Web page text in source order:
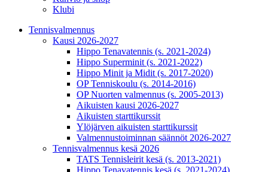
Klubi
Tennisvalmennus
Kausi 2026-2027
Hippo Tenavatennis (s. 2021-2024)
Hippo Superminit (s. 2021-2022)
Hippo Minit ja Midit (s. 2017-2020)
OP Tenniskoulu (s. 2014-2016)
OP Nuorten valmennus (s. 2005-2013)
Aikuisten kausi 2026-2027
Aikuisten starttikurssit
Ylöjärven aikuisten starttikurssit
Valmennustoiminnan säännöt 2026-2027
Tennisvalmennus kesä 2026
TATS Tennisleirit kesä (s. 2013-2021)
Hippo Tenavatennis kesä (s. 2021-2024)